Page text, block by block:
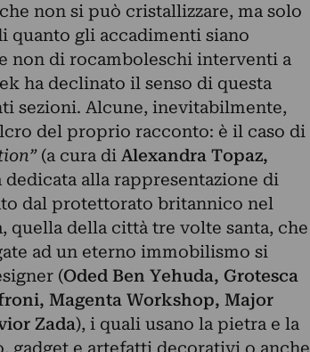
non si può cristallizzare, ma solo
quanto gli accadimenti siano
non di rocamboleschi interventi a
ha declinato il senso di questa
sezioni. Alcune, inevitabilmente,
del proprio racconto: è il caso di
(a cura di Alexandra Topaz,
dedicata alla rappresentazione di
dal protettorato britannico nel
quella della città tre volte santa, che
ad un eterno immobilismo si
(Oded Ben Yehuda, Grotesca
Magenta Workshop, Major
Zada), i quali usano la pietra e la